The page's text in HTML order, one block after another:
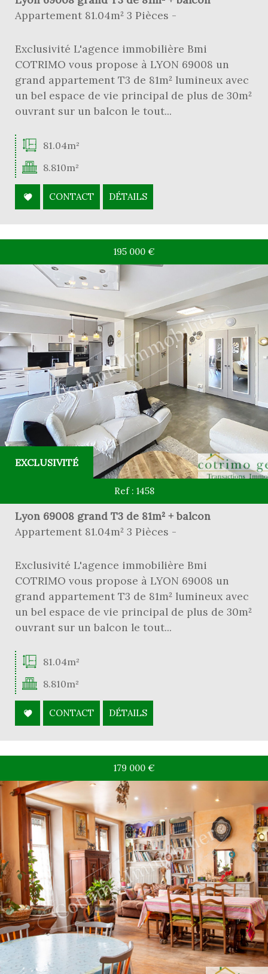
Appartement 81.04m² 3 Pièces -
Exclusivité L'agence immobilière Bmi
COTRIMO vous propose à LYON 69008 un
grand appartement T3 de 81m² lumineux avec
un bel espace de vie principal de plus de 30m²
ouvrant sur un balcon le tout...
81.04m²
8.810m²
CONTACT DÉTAILS
EXCLUSIVITÉ
195 000 €
Ref : 1458
Lyon 69008 grand T3 de 81m² + balcon
Appartement 81.04m² 3 Pièces -
Exclusivité L'agence immobilière Bmi
COTRIMO vous propose à LYON 69008 un
grand appartement T3 de 81m² lumineux avec
un bel espace de vie principal de plus de 30m²
ouvrant sur un balcon le tout...
81.04m²
8.810m²
CONTACT DÉTAILS
179 000 €